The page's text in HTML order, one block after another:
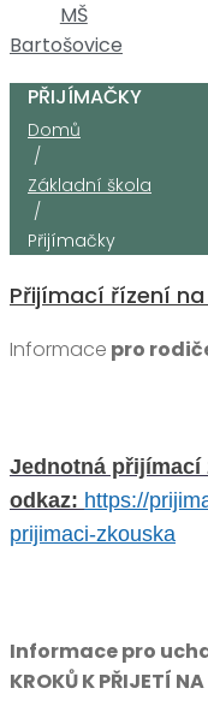
MŠ
Bartošovice
PŘIJÍMAČKY
Domů
/
Základní škola
/
Přijímačky
Přijímací řízení
Informace pro
Jednotná přijímací
odkaz: https://
prijimaci-zkouska
Informace pro
KROKŮ K PŘIJETÍ